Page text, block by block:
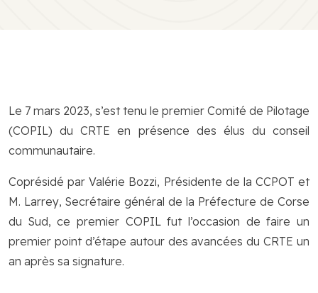
Le 7 mars 2023, s’est tenu le premier Comité de Pilotage
(COPIL) du CRTE en présence des élus du conseil
communautaire.
Coprésidé par Valérie Bozzi, Présidente de la CCPOT et
M. Larrey, Secrétaire général de la Préfecture de Corse
du Sud, ce premier COPIL fut l’occasion de faire un
premier point d’étape autour des avancées du CRTE un
an après sa signature.